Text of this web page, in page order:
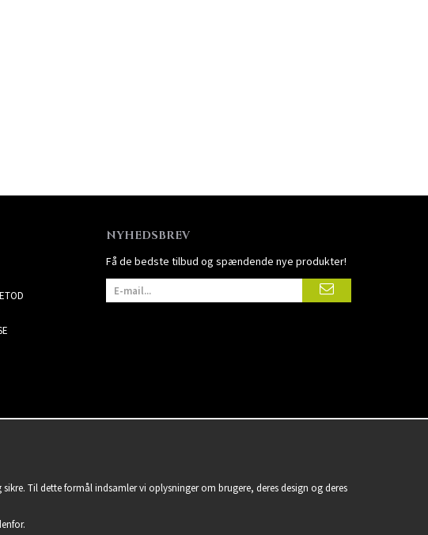
NYHEDSBREV
Få de bedste tilbud og spændende nye produkter!
Til dette formål indsamler vi oplysninger om brugere, deres design og deres